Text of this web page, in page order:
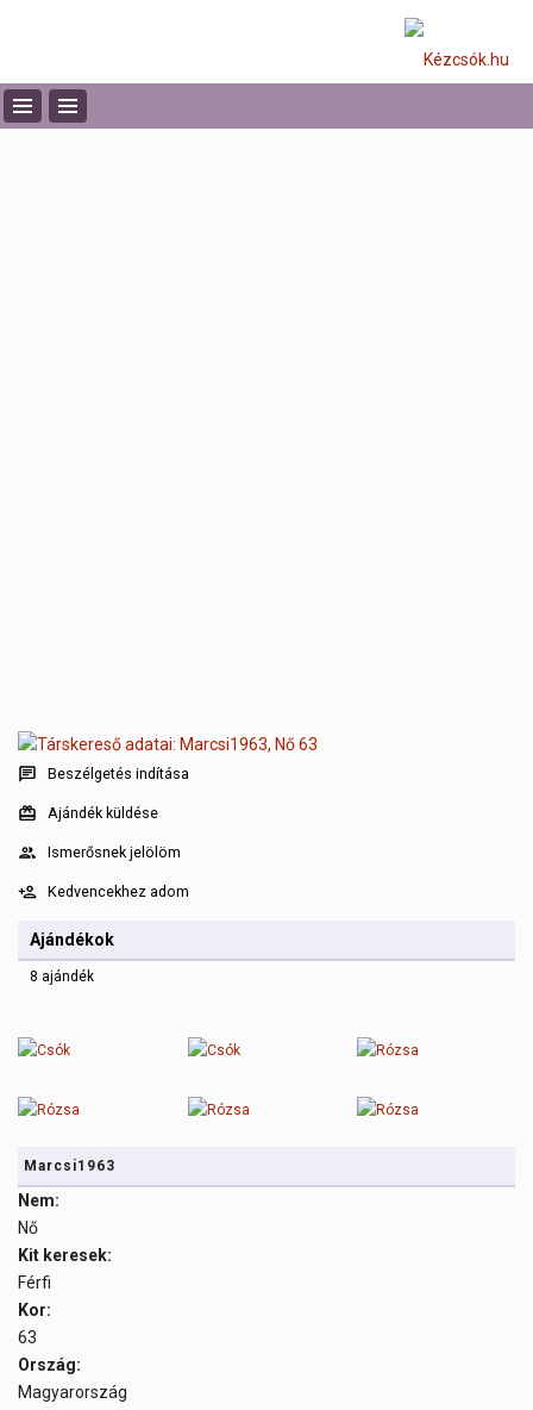
Beszélgetés indítása
Ajándék küldése
Ismerősnek jelölöm
Kedvencekhez adom
Ajándékok
8 ajándék
Marcsi1963
Nem:
Nő
Kit keresek:
Férfi
Kor:
63
Ország:
Magyarország